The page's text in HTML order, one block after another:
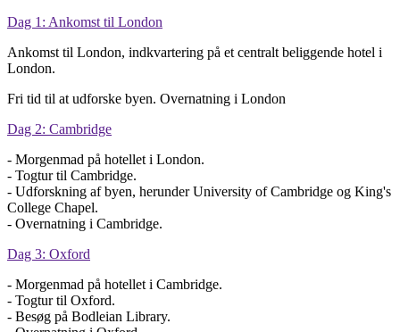
Dag 1: Ankomst til London
Ankomst til London, indkvartering på et centralt beliggende hotel i
London.
Fri tid til at udforske byen. Overnatning i London
Dag 2: Cambridge
- Morgenmad på hotellet i London.
- Togtur til Cambridge.
- Udforskning af byen, herunder University of Cambridge og King's
College Chapel.
- Overnatning i Cambridge.
Dag 3: Oxford
- Morgenmad på hotellet i Cambridge.
- Togtur til Oxford.
- Besøg på Bodleian Library.